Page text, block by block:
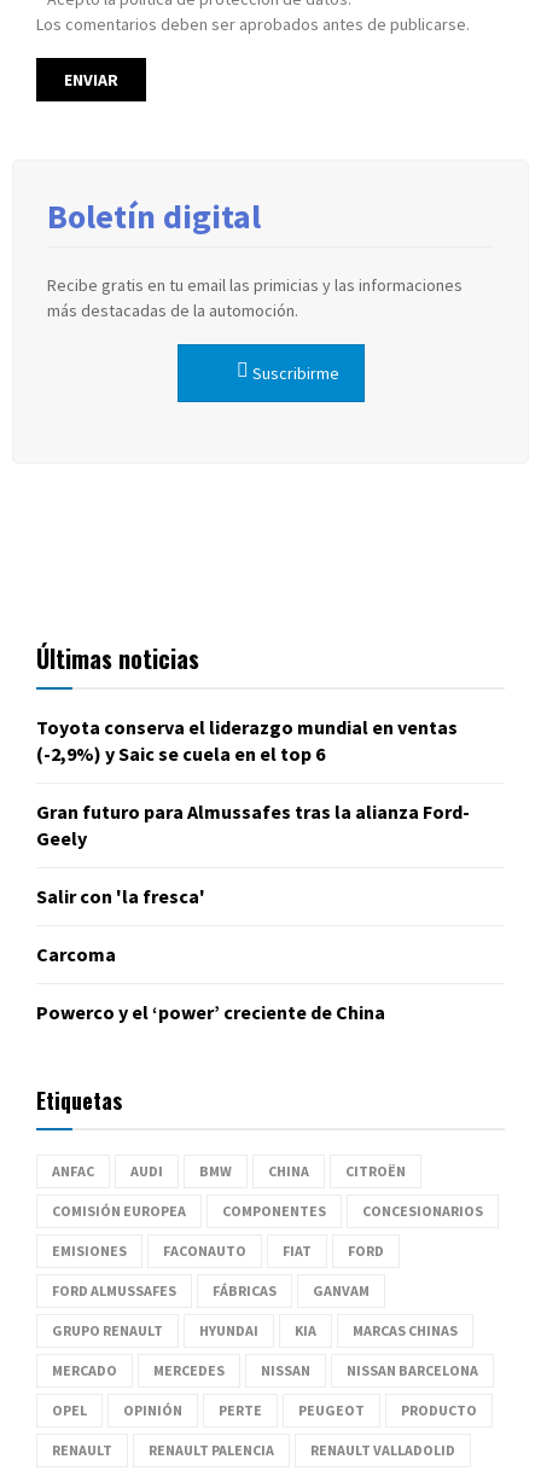
Los comentarios deben ser aprobados antes de publicarse.
Boletín digital
Recibe gratis en tu email las primicias y las informaciones
más destacadas de la automoción.
Suscribirme
Últimas noticias
Toyota conserva el liderazgo mundial en ventas
(-2,9%) y Saic se cuela en el top 6
Gran futuro para Almussafes tras la alianza Ford-
Geely
Salir con 'la fresca'
Carcoma
Powerco y el ‘power’ creciente de China
Etiquetas
ANFAC AUDI BMW CHINA CITROËN
COMISIÓN EUROPEA COMPONENTES CONCESIONARIOS
EMISIONES FACONAUTO FIAT FORD
FORD ALMUSSAFES FÁBRICAS GANVAM
GRUPO RENAULT HYUNDAI KIA MARCAS CHINAS
MERCADO MERCEDES NISSAN NISSAN BARCELONA
OPEL OPINIÓN PERTE PEUGEOT PRODUCTO
RENAULT RENAULT PALENCIA RENAULT VALLADOLID